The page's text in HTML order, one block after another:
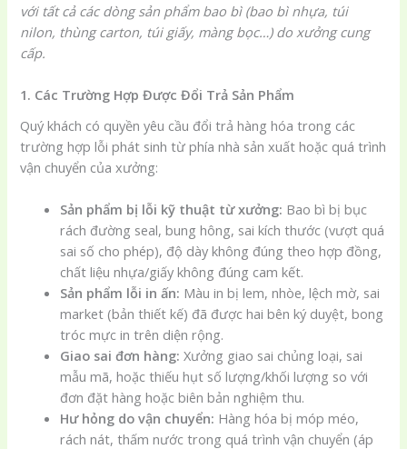
với tất cả các dòng sản phẩm bao bì (bao bì nhựa, túi
nilon, thùng carton, túi giấy, màng bọc…) do xưởng cung
cấp.
1. Các Trường Hợp Được Đổi Trả Sản Phẩm
Quý khách có quyền yêu cầu đổi trả hàng hóa trong các
trường hợp lỗi phát sinh từ phía nhà sản xuất hoặc quá trình
vận chuyển của xưởng:
Sản phẩm bị lỗi kỹ thuật từ xưởng: Bao bì bị bục
rách đường seal, bung hông, sai kích thước (vượt quá
sai số cho phép), độ dày không đúng theo hợp đồng,
chất liệu nhựa/giấy không đúng cam kết.
Sản phẩm lỗi in ấn: Màu in bị lem, nhòe, lệch mờ, sai
market (bản thiết kế) đã được hai bên ký duyệt, bong
tróc mực in trên diện rộng.
Giao sai đơn hàng: Xưởng giao sai chủng loại, sai
mẫu mã, hoặc thiếu hụt số lượng/khối lượng so với
đơn đặt hàng hoặc biên bản nghiệm thu.
Hư hỏng do vận chuyển: Hàng hóa bị móp méo,
rách nát, thấm nước trong quá trình vận chuyển (áp